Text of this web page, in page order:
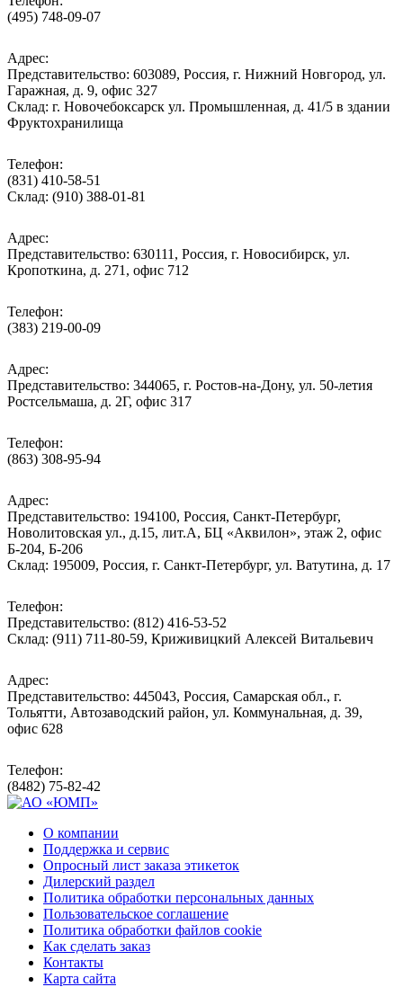
(495) 748-09-07
Адрес:
Представительство: 603089, Россия, г. Нижний Новгород, ул.
Гаражная, д. 9, офис 327
Склад: г. Новочебоксарск ул. Промышленная, д. 41/5 в здании
Фруктохранилища
Телефон:
(831) 410-58-51
Склад: (910) 388-01-81
Адрес:
Представительство: 630111, Россия, г. Новосибирск, ул.
Кропоткина, д. 271, офис 712
Телефон:
(383) 219-00-09
Адрес:
Представительство: 344065, г. Ростов-на-Дону, ул. 50-летия
Ростсельмаша, д. 2Г, офис 317
Телефон:
(863) 308-95-94
Адрес:
Представительство: 194100, Россия, Санкт-Петербург,
Новолитовская ул., д.15, лит.А, БЦ «Аквилон», этаж 2, офис
Б-204, Б-206
Склад: 195009, Россия, г. Санкт-Петербург, ул. Ватутина, д. 17
Телефон:
Представительство: (812) 416-53-52
Склад: (911) 711-80-59, Криживицкий Алексей Витальевич
Адрес:
Представительство: 445043, Россия, Самарская обл., г.
Тольятти, Автозаводский район, ул. Коммунальная, д. 39,
офис 628
Телефон:
(8482) 75-82-42
О компании
Поддержка и сервис
Опросный лист заказа этикеток
Дилерский раздел
Политика обработки персональных данных
Пользовательское соглашение
Политика обработки файлов cookie
Как сделать заказ
Контакты
Карта сайта